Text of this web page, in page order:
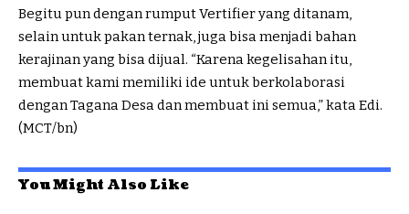
Begitu pun dengan rumput Vertifier yang ditanam,
selain untuk pakan ternak, juga bisa menjadi bahan
kerajinan yang bisa dijual. “Karena kegelisahan itu,
membuat kami memiliki ide untuk berkolaborasi
dengan Tagana Desa dan membuat ini semua,” kata Edi.
(MCT/bn)
You Might Also Like